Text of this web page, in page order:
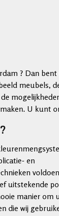
? Dan
meubels,
U kunt
en
uitstekende
manier
die wij